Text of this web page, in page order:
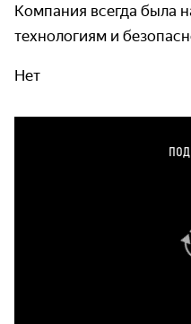
Компания всегда была
технологиям и
Нет